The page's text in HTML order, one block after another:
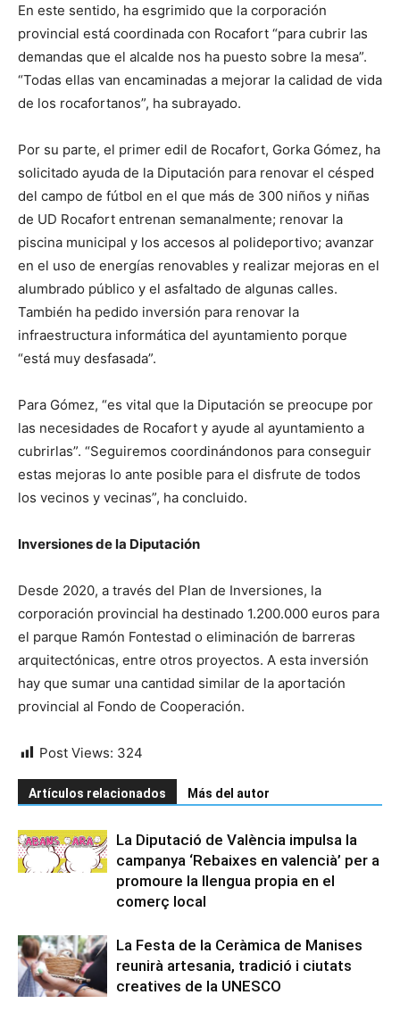
En este sentido, ha esgrimido que la corporación
provincial está coordinada con Rocafort “para cubrir las
demandas que el alcalde nos ha puesto sobre la mesa”.
“Todas ellas van encaminadas a mejorar la calidad de vida
de los rocafortanos”, ha subrayado.
Por su parte, el primer edil de Rocafort, Gorka Gómez, ha
solicitado ayuda de la Diputación para renovar el césped
del campo de fútbol en el que más de 300 niños y niñas
de UD Rocafort entrenan semanalmente; renovar la
piscina municipal y los accesos al polideportivo; avanzar
en el uso de energías renovables y realizar mejoras en el
alumbrado público y el asfaltado de algunas calles.
También ha pedido inversión para renovar la
infraestructura informática del ayuntamiento porque
“está muy desfasada”.
Para Gómez, “es vital que la Diputación se preocupe por
las necesidades de Rocafort y ayude al ayuntamiento a
cubrirlas”. “Seguiremos coordinándonos para conseguir
estas mejoras lo ante posible para el disfrute de todos
los vecinos y vecinas”, ha concluido.
Inversiones de la Diputación
Desde 2020, a través del Plan de Inversiones, la
corporación provincial ha destinado 1.200.000 euros para
el parque Ramón Fontestad o eliminación de barreras
arquitectónicas, entre otros proyectos. A esta inversión
hay que sumar una cantidad similar de la aportación
provincial al Fondo de Cooperación.
Post Views: 324
Artículos relacionados Más del autor
La Diputació de València impulsa la
campanya ‘Rebaixes en valencià’ per a
promoure la llengua propia en el
comerç local
La Festa de la Ceràmica de Manises
reunirà artesania, tradició i ciutats
creatives de la UNESCO